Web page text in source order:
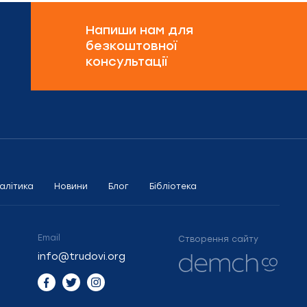
Напиши нам для
безкоштовної
консультації
Новини Блог Бібліотека
Email
info@trudovi.org
Створення сайту